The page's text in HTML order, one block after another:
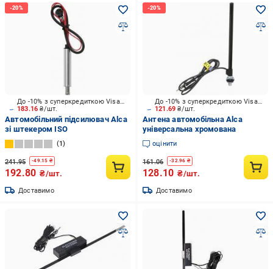
183.16₴/шт.
До -10% з суперкредиткою Visa Вигода
Автомобільний підсилювач Alca
зі штекером ISO
1
241.95 -49.15 ₴
192.80 ₴/шт.
Доставимо
121.69₴/шт.
До -10% з суперкредиткою Visa Вигода
Антена автомобільна Alca
універсальна хромована
оцінити
161.06 -32.96 ₴
128.10 ₴/шт.
Доставимо